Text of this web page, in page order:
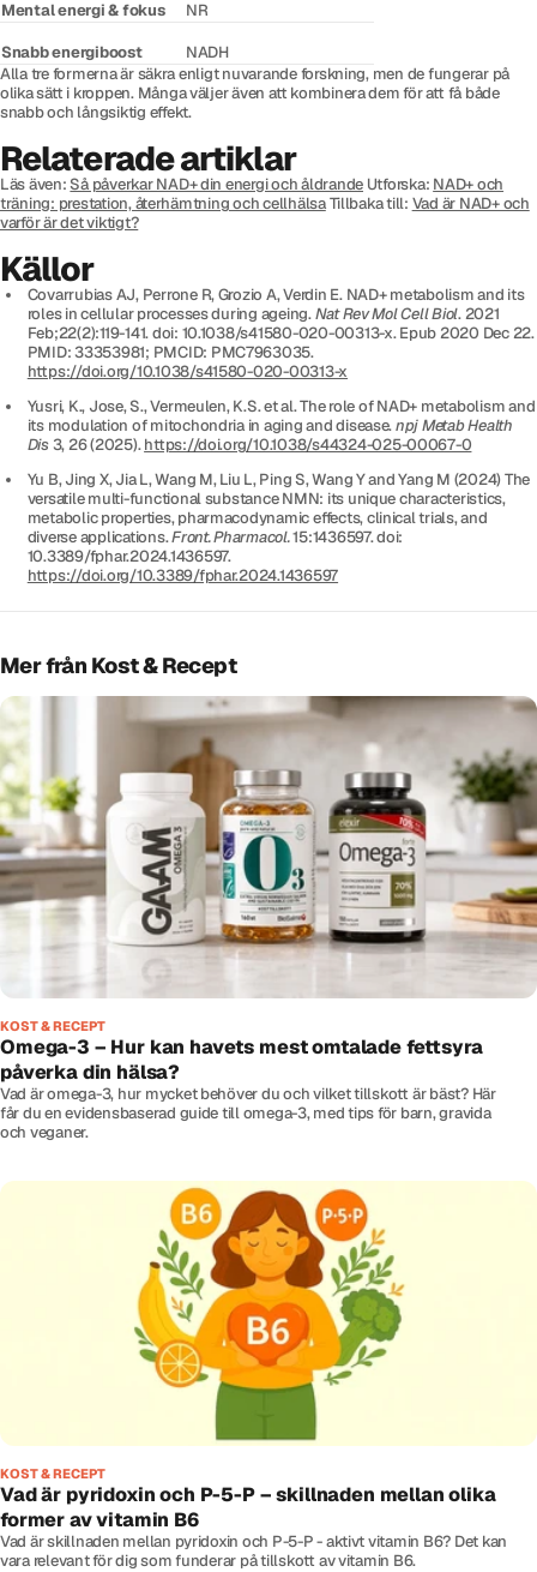
Mental energi & fokus NR
Snabb energiboost
NADH
Alla tre formerna är säkra enligt nuvarande forskning, men de fungerar på
olika sätt i kroppen. Många väljer även att kombinera dem för att få både
snabb och långsiktig effekt.
Relaterade artiklar
Läs även:Så påverkar NAD+ din energi och åldrande Utforska: NAD+ och
träning: prestation, återhämtning och cellhälsaTillbaka till: Vad är NAD+ och
varför är det viktigt?
Källor
Covarrubias AJ, Perrone R, Grozio A, Verdin E. NAD+ metabolism and its
roles in cellular processes during ageing.Nat Rev Mol Cell Biol. 2021
Feb;22(2):119-141. doi: 10.1038/s41580-020-00313-x. Epub 2020 Dec 22.
PMID: 33353981; PMCID: PMC7963035.
https://doi.org/10.1038/s41580-020-00313-x
Yusri, K., Jose, S., Vermeulen, K.S. et al. The role of NAD+ metabolism and
its modulation of mitochondria in aging and disease.npj Metab Health
Dis3, 26 (2025).https://doi.org/10.1038/s44324-025-00067-0
Yu B, Jing X, Jia L, Wang M, Liu L, Ping S, Wang Y and Yang M (2024) The
versatile multi-functional substance NMN: its unique characteristics,
metabolic properties, pharmacodynamic effects, clinical trials, and
diverse applications.Front. Pharmacol.15:1436597. doi:
10.3389/fphar.2024.1436597.
https://doi.org/10.3389/fphar.2024.1436597
Mer från Kost & Recept
KOST & RECEPT
Omega-3 – Hur kan havets mest omtalade fettsyra
påverka din hälsa?
Vad är omega-3, hur mycket behöver du och vilket tillskott är bäst? Här
får du en evidensbaserad guide till omega-3, med tips för barn, gravida
och veganer.
KOST & RECEPT
Vad är pyridoxin och P-5-P – skillnaden mellan olika
former av vitamin B6
Vad är skillnaden mellan pyridoxin och P-5-P - aktivt vitamin B6? Det kan
vara relevant för dig som funderar på tillskott av vitamin B6.